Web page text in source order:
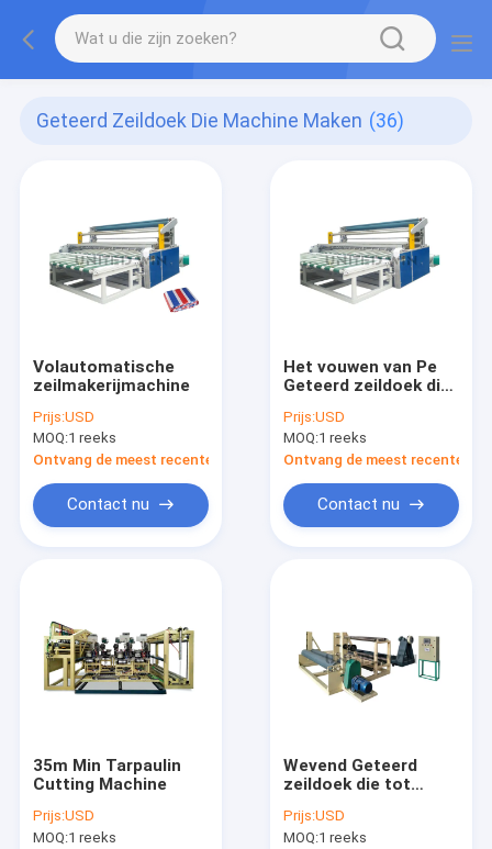
Geteerd Zeildoek Die Machine Maken (36)
Volautomatische
zeilmakerijmachine
Prijs:USD
MOQ:1 reeks
Ontvang de meest recente Prijs
Contact nu
Het vouwen van Pe
Geteerd zeildoek die
Prijs:USD
MOQ:1 reeks
Ontvang de meest recente
Contact nu
35m Min Tarpaulin
Cutting Machine
Prijs:USD
MOQ:1 reeks
Wevend Geteerd
zeildoek die tot
Automatische
Rewinder-Machine
Prijs:USD
MOQ:1 reeks